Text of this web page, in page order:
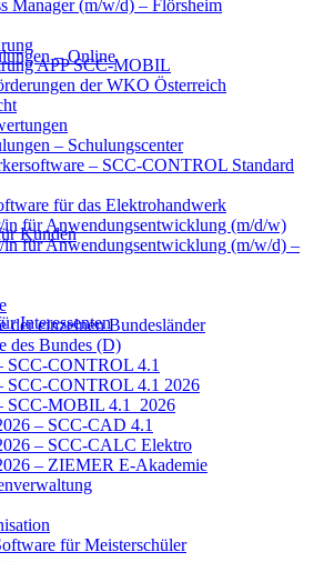
– Online
– Schulungscenter
Kunden
Interessenten
Manager (m/w/d) – Flörsheim
APP SCC-MOBIL
der WKO Österreich
– SCC-CONTROL Standard
für das Elektrohandwerk
in für Anwendungsentwicklung (m/d/w)
in für Anwendungsentwicklung (m/w/d) –
der einzelnen Bundesländer
des Bundes (D)
SCC-CONTROL 4.1
SCC-CONTROL 4.1 2026
SCC-MOBIL 4.1_2026
– SCC-CAD 4.1
– SCC-CALC Elektro
– ZIEMER E-Akademie
für Meisterschüler